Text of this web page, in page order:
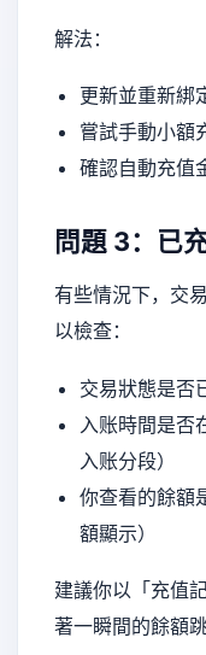
解法：
更新並重新綁
嘗試手動小額
確認自動充值
問題 3：已
有些情況下，交
以檢查：
交易狀態是
入账時間是否
入账分段）
你查看的餘額
額顯示）
建議你以「充值
著一瞬間的餘額跳